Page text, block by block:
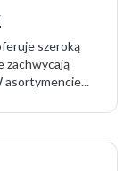
szeroką
zachwycają
asortymencie...